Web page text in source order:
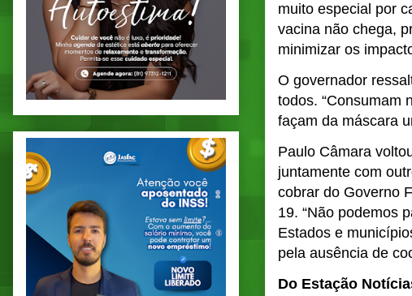
muito especial por
vacina não chega,
minimizar os
O governador
todos. “Consumam
façam da máscara
Paulo Câmara
juntamente com
cobrar do Governo
19. “Não podemos
Estados e
pela ausência de
Do Estação